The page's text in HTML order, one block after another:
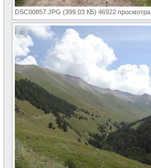
DSC00857.JPG (399.03 КБ) 46922 просмотра